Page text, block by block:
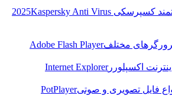
کسپرسکی 2025 Kaspersky Anti Virus
مختلفAdobe Flash Player
اکسپلوررInternet Explorer
فایل تصویری و صوتیPotPlayer